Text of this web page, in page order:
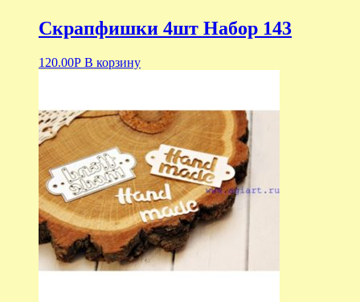
Скрапфишки 4шт Набор 143
120.00Р В корзину